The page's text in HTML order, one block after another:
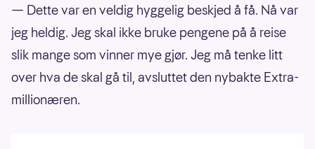
— Dette var en veldig hyggelig beskjed å få. Nå var
jeg heldig. Jeg skal ikke bruke pengene på å reise
slik mange som vinner mye gjør. Jeg må tenke litt
over hva de skal gå til, avsluttet den nybakte Extra-
millionæren.